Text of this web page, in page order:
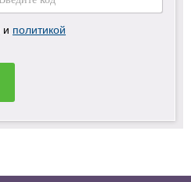
и политикой